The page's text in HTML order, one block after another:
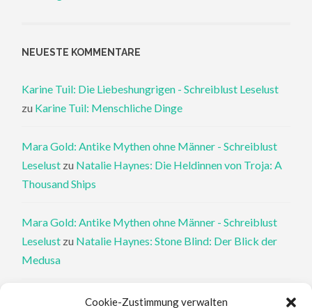
Cookie-Zustimmung verwalten
NEUESTE KOMMENTARE
Karine Tuil: Die Liebeshungrigen - Schreiblust Leselust
zu Karine Tuil: Menschliche Dinge
Mara Gold: Antike Mythen ohne Männer - Schreiblust
Leselust zu Natalie Haynes: Die Heldinnen von Troja: A
Thousand Ships
Mara Gold: Antike Mythen ohne Männer - Schreiblust
Leselust zu Natalie Haynes: Stone Blind: Der Blick der
Medusa
Philippa Perry: Die Therapeutin und ihre Mörder: Dr. Pat